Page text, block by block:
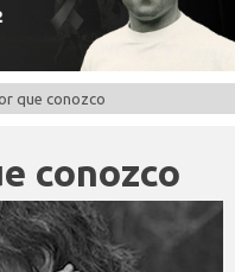
que conozco
conozco